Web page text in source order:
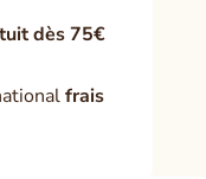
dès 75€
frais